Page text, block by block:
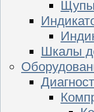
Щупы
Шкалы